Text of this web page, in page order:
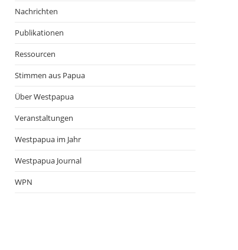
Nachrichten
Publikationen
Ressourcen
Stimmen aus Papua
Über Westpapua
Veranstaltungen
Westpapua im Jahr
Westpapua Journal
WPN